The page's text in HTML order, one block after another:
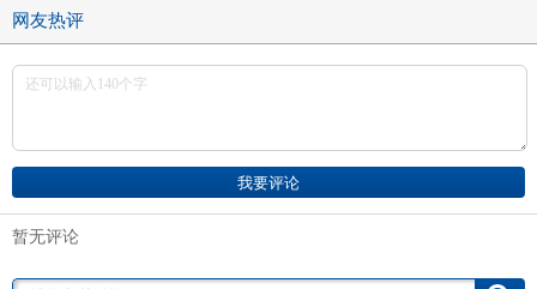
网友热评
暂无评论